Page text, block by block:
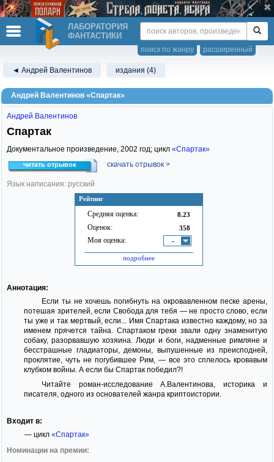
ЛАБОРАТОРИЯ
ФАНТАСТИКИ
расширенный
поиск по жанру
◄ Андрей Валентинов издания (4)
Андрей Валентинов «Спартак»
Рейтинг
Средняя оценка: 8.23
Оценок: 358
Моя оценка: -
подробнее
Андрей Валентинов
Спартак
Документальное произведение, 2002 год; цикл «Спартак»
читать отрывок скачать отрывок >
Язык написания: русский
Аннотация:
Если ты не хочешь погибнуть на окровавленном песке арены,
потешая зрителей, если Свобода для тебя — не просто слово, если
ты уже и так мертвый, если... Имя Спартака известно каждому, но за
именем прячется тайна. Спартаком греки звали одну знаменитую
собаку, разорвавшую хозяина. Люди и боги, надменные римляне и
бесстрашные гладиаторы, демоны, выпушенные из преисподней,
проклятие, чуть не погубившее Рим, — все это сплелось кровавым
клубком войны. А если бы Спартак победил?!
Читайте роман-исследование А.Валентинова, историка и
писателя, одного из основателей жанра криптоистории.
Входит в:
— цикл «Спартак»
Номинации на премии: